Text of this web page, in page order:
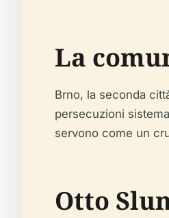
La
Brno, la seconda
persecuzioni
servono come un
Otto